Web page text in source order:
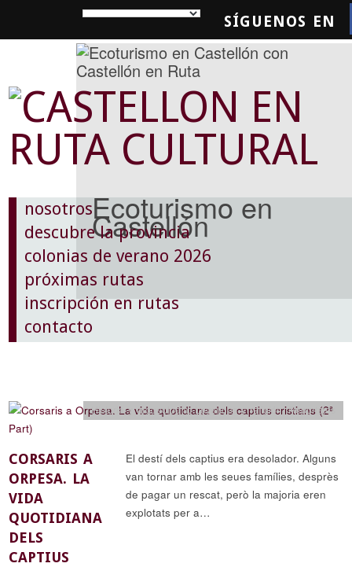
SÍGUENOS EN
Ecoturismo en
Castellón
nosotros
descubre la provincia
colonias de verano 2026
próximas rutas
inscripción en rutas
contacto
CORSARIS A
ORPESA. LA
VIDA
QUOTIDIANA
DELS
CAPTIUS
Historia y arqueología,Leyendas y religión,Reportajes
El destí dels captius era desolador. Alguns
van tornar amb les seues famílies, desprès
de pagar un rescat, però la majoria eren
explotats per a…